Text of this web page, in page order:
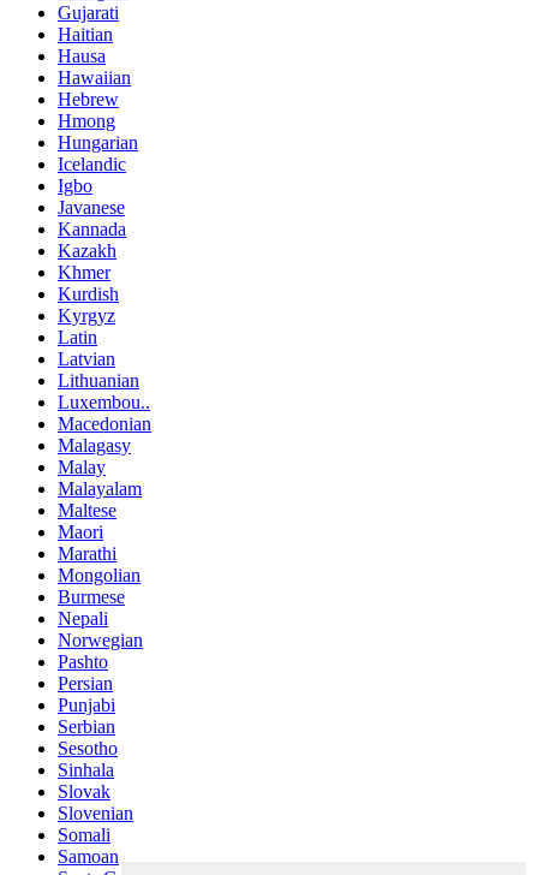
Gujarati
Haitian
Hausa
Hawaiian
Hebrew
Hmong
Hungarian
Icelandic
Igbo
Javanese
Kannada
Kazakh
Khmer
Kurdish
Kyrgyz
Latin
Latvian
Lithuanian
Luxembou..
Macedonian
Malagasy
Malay
Malayalam
Maltese
Maori
Marathi
Mongolian
Burmese
Nepali
Norwegian
Pashto
Persian
Punjabi
Serbian
Sesotho
Sinhala
Slovak
Slovenian
Somali
Samoan